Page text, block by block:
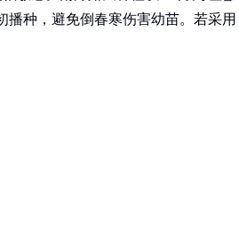
种，避免倒春寒伤害幼苗。若采用